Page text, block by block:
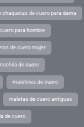
chaquetas de cuero para dama
para hombre
de cuero mujer
de cuero
maletines de cuero
maletas de cuero antiguas
de cuero